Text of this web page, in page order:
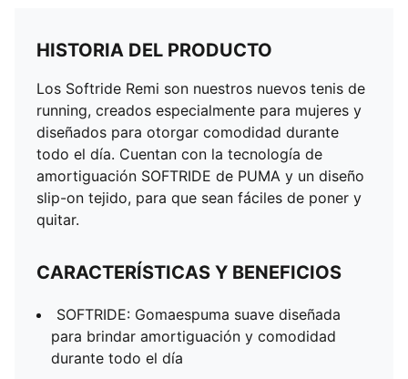
HISTORIA DEL PRODUCTO
Los Softride Remi son nuestros nuevos tenis de
running, creados especialmente para mujeres y
diseñados para otorgar comodidad durante
todo el día. Cuentan con la tecnología de
amortiguación SOFTRIDE de PUMA y un diseño
slip-on tejido, para que sean fáciles de poner y
quitar.
CARACTERÍSTICAS Y BENEFICIOS
SOFTRIDE: Gomaespuma suave diseñada
para brindar amortiguación y comodidad
durante todo el día